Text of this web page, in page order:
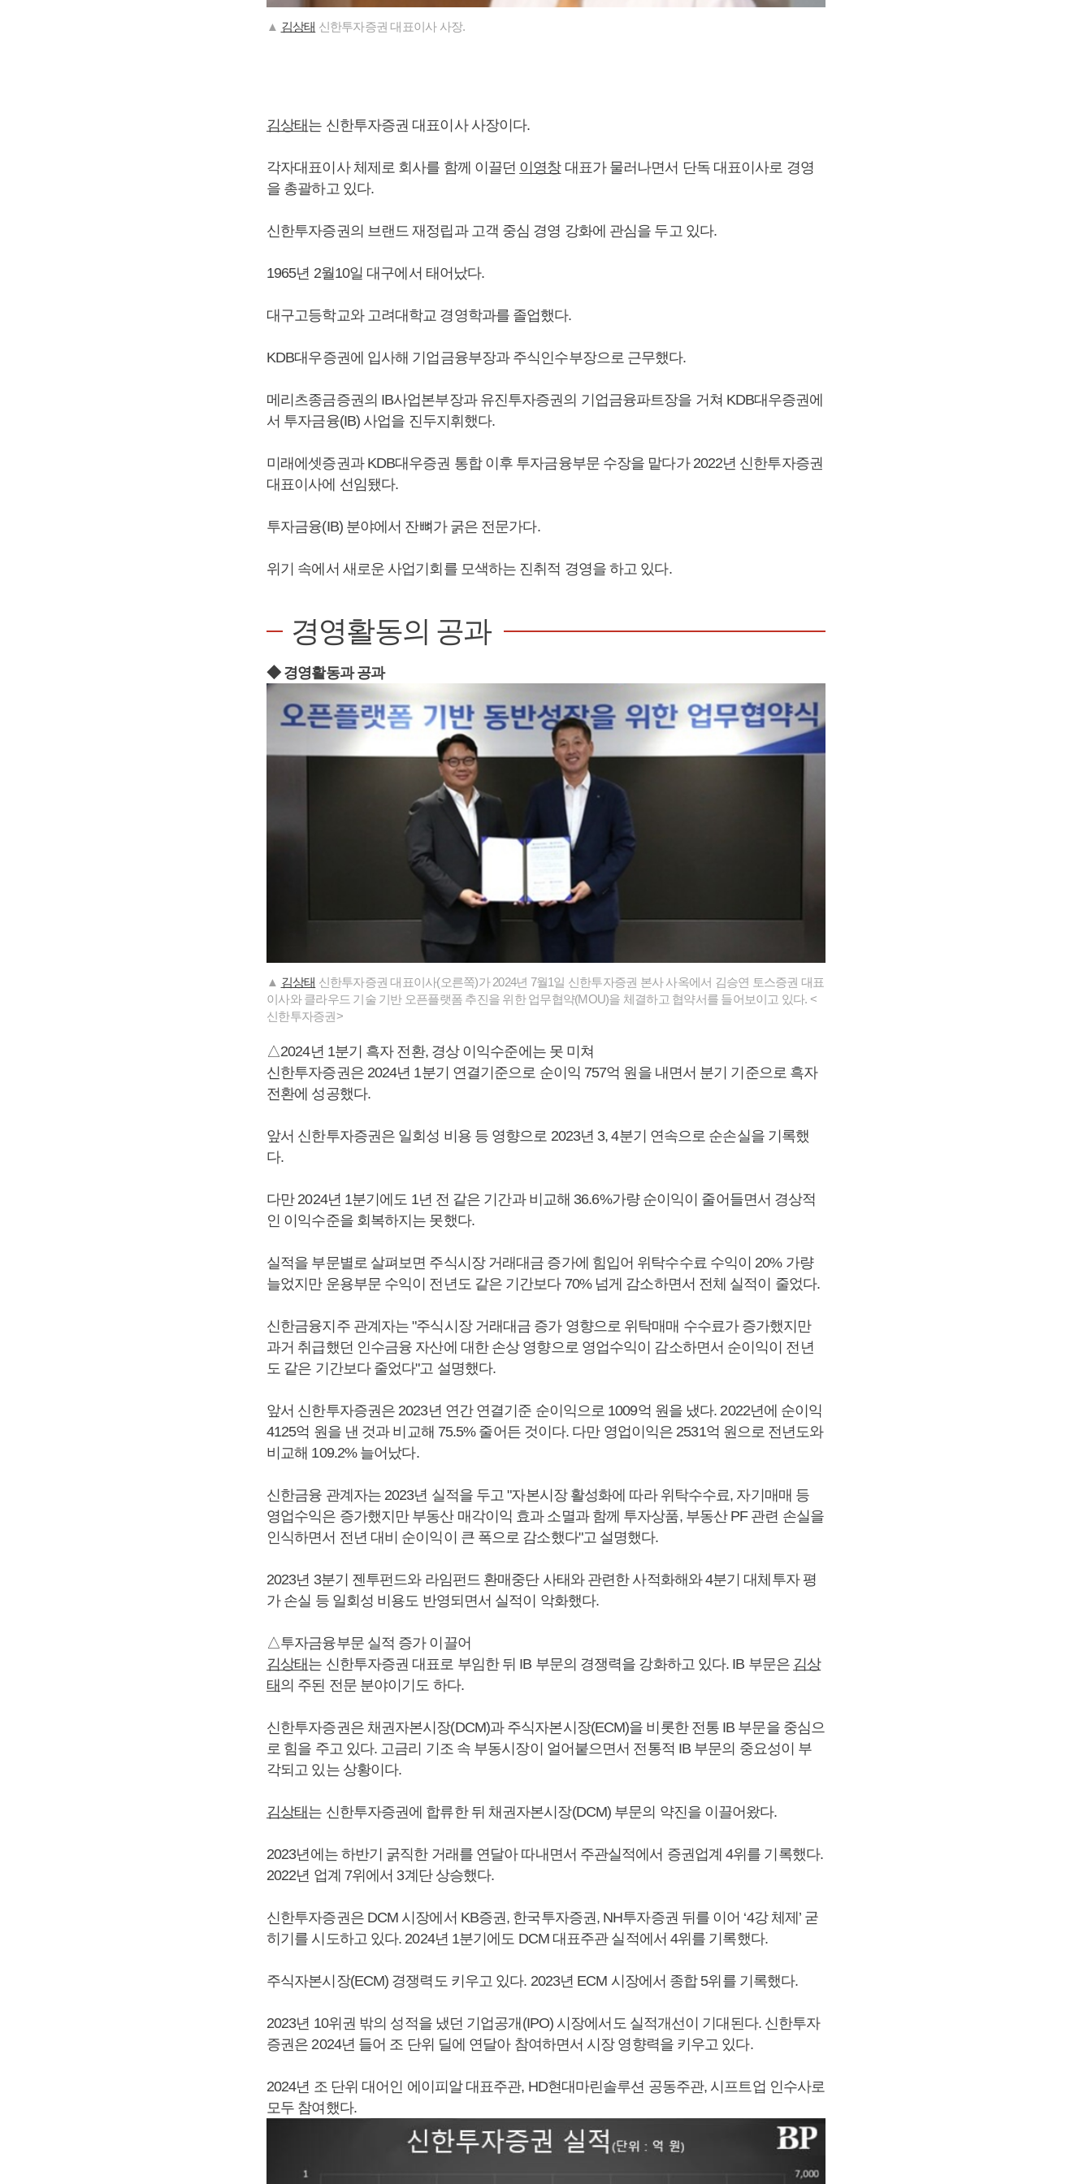
▲ 김상태 신한투자증권 대표이사 사장.
김상태 는 신한투자증권 대표이사 사장이다.
각자대표이사 체제로 회사를 함께 이끌던 이영창대표가 물러나면서 단독 대표이사로 경영
을 총괄하고 있다.
신한투자증권의 브랜드 재정립과 고객 중심 경영 강화에 관심을 두고 있다.
1965년 2월10일 대구에서 태어났다.
대구고등학교와 고려대학교 경영학과를 졸업했다.
KDB대우증권에 입사해 기업금융부장과 주식인수부장으로 근무했다.
메리츠종금증권의 IB사업본부장과 유진투자증권의 기업금융파트장을 거쳐 KDB대우증권에
서 투자금융(IB) 사업을 진두지휘했다.
미래에셋증권과 KDB대우증권 통합 이후 투자금융부문 수장을 맡다가 2022년 신한투자증권
대표이사에 선임됐다.
투자금융(IB) 분야에서 잔뼈가 굵은 전문가다.
위기 속에서 새로운 사업기회를 모색하는 진취적 경영을 하고 있다.
경영활동의 공과
◆ 경영활동과 공과
▲ 김상태 신한투자증권 대표이사(오른쪽)가 2024년 7월1일 신한투자증권 본사 사옥에서 김승연 토스증권 대표
이사와 클라우드 기술 기반 오픈플랫폼 추진을 위한 업무협약(MOU)을 체결하고 협약서를 들어보이고 있다. <
신한투자증권>
△2024년 1분기 흑자 전환, 경상 이익수준에는 못 미쳐
신한투자증권은 2024년 1분기 연결기준으로 순이익 757억 원을 내면서 분기 기준으로 흑자
전환에 성공했다.
앞서 신한투자증권은 일회성 비용 등 영향으로 2023년 3, 4분기 연속으로 순손실을 기록했
다.
다만 2024년 1분기에도 1년 전 같은 기간과 비교해 36.6%가량 순이익이 줄어들면서 경상적
인 이익수준을 회복하지는 못했다.
실적을 부문별로 살펴보면 주식시장 거래대금 증가에 힘입어 위탁수수료 수익이 20% 가량
늘었지만 운용부문 수익이 전년도 같은 기간보다 70% 넘게 감소하면서 전체 실적이 줄었다.
신한금융지주 관계자는 "주식시장 거래대금 증가 영향으로 위탁매매 수수료가 증가했지만
과거 취급했던 인수금융 자산에 대한 손상 영향으로 영업수익이 감소하면서 순이익이 전년
도 같은 기간보다 줄었다"고 설명했다.
앞서 신한투자증권은 2023년 연간 연결기준 순이익으로 1009억 원을 냈다. 2022년에 순이익
4125억 원을 낸 것과 비교해 75.5% 줄어든 것이다. 다만 영업이익은 2531억 원으로 전년도와
비교해 109.2% 늘어났다.
신한금융 관계자는 2023년 실적을 두고 "자본시장 활성화에 따라 위탁수수료, 자기매매 등
영업수익은 증가했지만 부동산 매각이익 효과 소멸과 함께 투자상품, 부동산 PF 관련 손실을
인식하면서 전년 대비 순이익이 큰 폭으로 감소했다"고 설명했다.
2023년 3분기 젠투펀드와 라임펀드 환매중단 사태와 관련한 사적화해와 4분기 대체투자 평
가 손실 등 일회성 비용도 반영되면서 실적이 악화했다.
△투자금융부문 실적 증가 이끌어
김상태 는 신한투자증권 대표로 부임한 뒤 IB 부문의 경쟁력을 강화하고 있다. IB 부문은 김상
태 의 주된 전문 분야이기도 하다.
신한투자증권은 채권자본시장(DCM)과 주식자본시장(ECM)을 비롯한 전통 IB 부문을 중심으
로 힘을 주고 있다. 고금리 기조 속 부동시장이 얼어붙으면서 전통적 IB 부문의 중요성이 부
각되고 있는 상황이다.
김상태 는 신한투자증권에 합류한 뒤 채권자본시장(DCM) 부문의 약진을 이끌어왔다.
2023년에는 하반기 굵직한 거래를 연달아 따내면서 주관실적에서 증권업계 4위를 기록했다.
2022년 업계 7위에서 3계단 상승했다.
신한투자증권은 DCM 시장에서 KB증권, 한국투자증권, NH투자증권 뒤를 이어 ‘4강 체제’ 굳
히기를 시도하고 있다. 2024년 1분기에도 DCM 대표주관 실적에서 4위를 기록했다.
주식자본시장(ECM) 경쟁력도 키우고 있다. 2023년 ECM 시장에서 종합 5위를 기록했다.
2023년 10위권 밖의 성적을 냈던 기업공개(IPO) 시장에서도 실적개선이 기대된다. 신한투자
증권은 2024년 들어 조 단위 딜에 연달아 참여하면서 시장 영향력을 키우고 있다.
2024년 조 단위 대어인 에이피알 대표주관, HD현대마린솔루션 공동주관, 시프트업 인수사로
모두 참여했다.